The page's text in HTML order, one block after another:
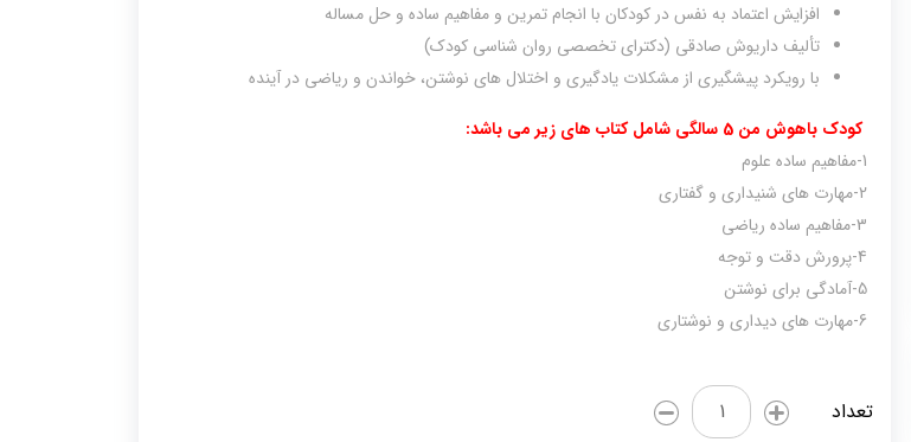
افزایش اعتماد به نفس در کودکان با انجام تمرین و مفاهیم ساده و حل مساله
تألیف داریوش صادقی (دکترای تخصصی روان شناسی کودک)
با رویکرد پیشگیری از مشکلات یادگیری و اختلال های نوشتن، خواندن و ریاضی در آینده
کودک باهوش من 5 سالگی شامل کتاب های زیر می باشد:
1-مفاهیم ساده علوم
2-مهارت های شنیداری و گفتاری
3-مفاهیم ساده ریاضی
4-پرورش دقت و توجه
5-آمادگی برای نوشتن
6-مهارت های دیداری و نوشتاری
تعداد
کودک
باهوش